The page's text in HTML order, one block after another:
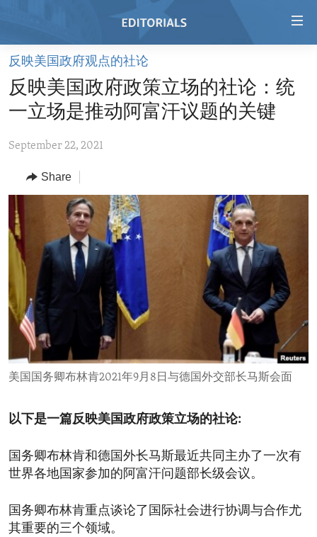
Skip
main
content
to
Navigation
Skip
Search
HOME
VIDEO
REGIONS
AFRICA
AMERICAS
EUROPE
MIDDLE EAST
TOPICS
HUMAN RIGHTS
SECURITY AND DEFENSE
AID AND DEVELOPMENT
DEMOCRACY AND GOVERNANCE
ECONOMY AND TRADE
ENVIRONMENT AND HEALTH
IDEALS AND INSTITUTIONS
ARCHIVE
ABOUT US
FOLLOW US
反映美国政府观点的社论
反映美国政府政策立场的社论：统
一立场是推动阿富汗议题的关键
September 22, 2021
Share
美国国务卿布林肯2021年9月8日与德国外交部长马斯会面
以下是一篇反映美国政府政策立场的社论:
国务卿布林肯和德国外长马斯最近共同主办了一次有
世界各地国家参加的阿富汗问题部长级会议。
国务卿布林肯重点谈论了国际社会进行协调与合作尤
其重要的三个领域。